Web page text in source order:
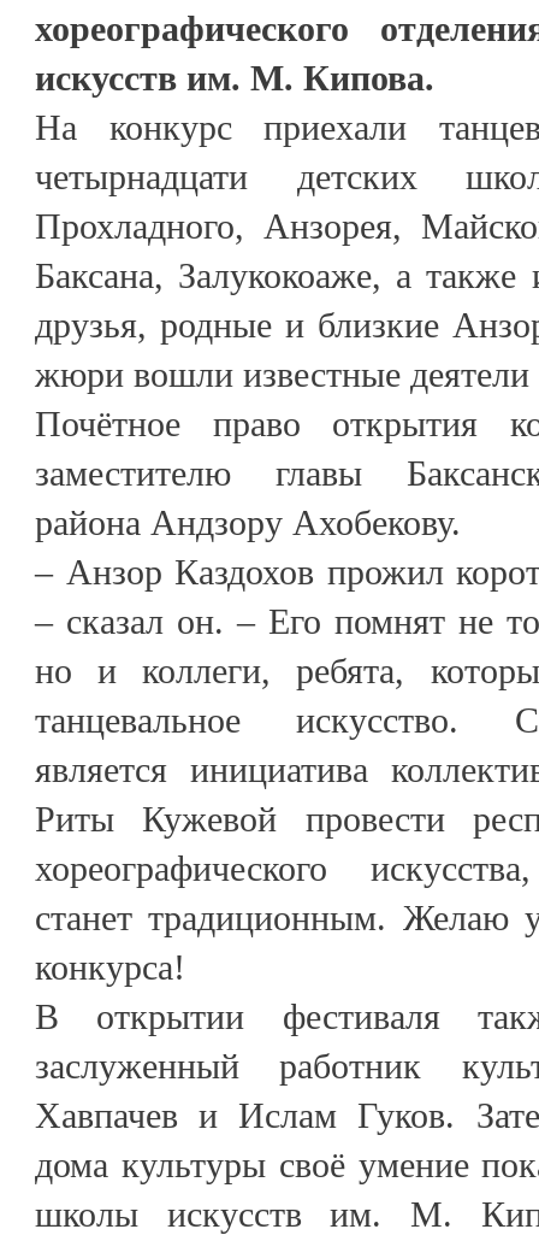
хореографического
искусств им. М. Кипова.
На конкурс приехали
четырнадцати детских
Прохладного, Анзорея,
Баксана, Залукокоаже, а также
друзья, родные и близкие
жюри вошли известные деятели
Почётное право открытия
заместителю главы
района Андзору Ахобекову.
– Анзор Каздохов прожил
– сказал он. – Его помнят не
но и коллеги, ребята,
танцевальное искусство.
является инициатива
Риты Кужевой провести
хореографического
станет традиционным. Желаю
конкурса!
В открытии фестиваля
заслуженный работник
Хавпачев и Ислам Гуков.
дома культуры своё умение
школы искусств им. М.